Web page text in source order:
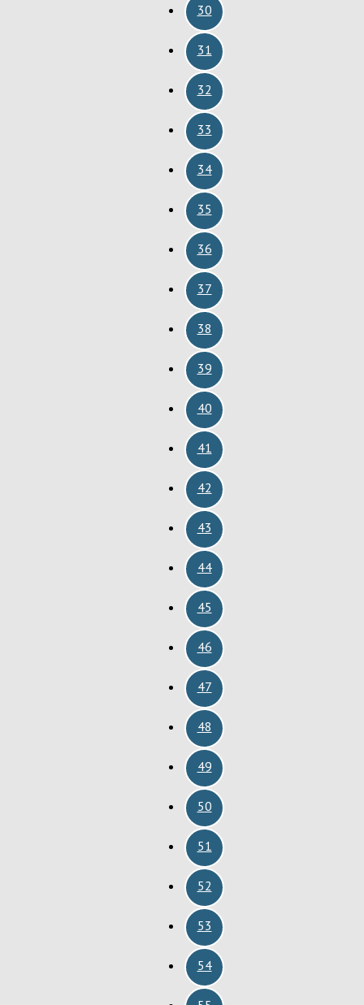
30
31
32
33
34
35
36
37
38
39
40
41
42
43
44
45
46
47
48
49
50
51
52
53
54